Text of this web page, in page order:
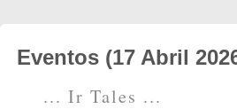
Eventos (17 Abril
... Ir Tales ...